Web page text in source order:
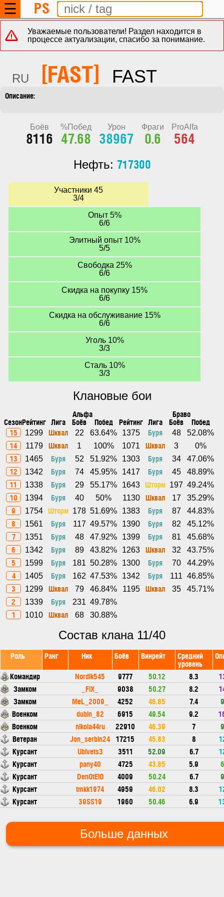
☰ PS
Уважаемые пользователи! Раздел находится в
процессе актуализации, спасибо за понимание.
RU [FAST] FAST
Боёв
8116
%Побед
47.68
Урон
38967
Фраги
0.6
ProAlfa
564
Нефть: 717300
Участники 45
3/4
Опыт 5%
6/6
Элитный опыт 10%
5/5
Свободка 25%
6/6
Скидка на покупку 15%
6/6
Скидка на обслуживание 15%
6/6
Уголь 10%
3/3
Сталь 10%
3/3
Клановые бои
Альфа Браво
СезонРейтинг Лига Боёв Побед Рейтинг Лига Боёв
Побед
15
1299 Шквал 22 63.64% 1375 Буря 48 52.08%
14 1179 Шквал 1 100% 1071 Шквал 3 0%
13 1465 Буря 52 51.92% 1303 Буря 34 47.06%
12 1342 Буря 74 45.95% 1417 Буря 45 48.89%
11 1338 Буря 29 55.17% 1643 Шторм 197 49.24%
10 1394 Буря 40 50% 1130 Шквал 17 35.29%
9 1754 Шторм 178 51.69% 1383 Буря 87 44.83%
8 1561 Буря 117 49.57% 1390 Буря 82 45.12%
7 1351 Буря 48 47.92% 1399 Буря 81 45.68%
6 1342 Буря 89 43.82% 1263 Шквал 32 43.75%
5 1599 Буря 181 50.28% 1300 Буря 70 44.29%
4 1405 Буря 162 47.53% 1342 Буря 111 46.85%
3 1299 Шквал 79 46.84% 1195 Шквал 35 45.71%
2 1339 Буря 231 49.78%
1 1010 Шквал 68 30.88%
Состав клана 11/40
Роль Ранг Ник Боёв Винрейт Средний
уровень
Командир
Nordik545 9777 50.12 8.3
Замком
_FiX_ 9038 50.27 8.2
Замком
MeL_2009_ 4252 46.85 7.4
Военком
dubin_82 6915 49.54 9.2
Военком
nikola44ru 22910 46.39 7
Ветеран
Jon_serbin24 17215 45.83 8
Курсант
Ubivets3 3511 52.09 6.7
Курсант
pany40 4725 43.85 5.9
Курсант
DenOtElO 4009 50.24 6.7
Курсант
tmkk1974 4959 46.02 8.3
Курсант
39SS19 1960 50.46 6.9
Больше данных